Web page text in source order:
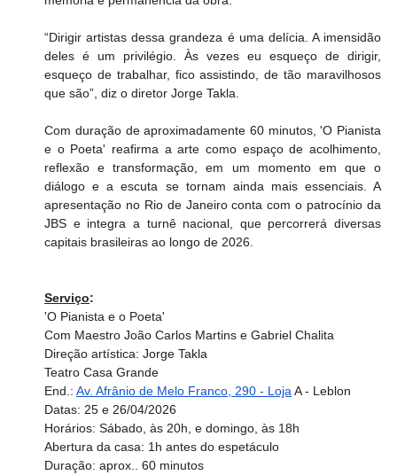
“Dirigir artistas dessa grandeza é uma delícia. A imensidão
deles é um privilégio. Às vezes eu esqueço de dirigir,
esqueço de trabalhar, fico assistindo, de tão maravilhosos
que são”, diz o diretor Jorge Takla.
Com duração de aproximadamente 60 minutos, 'O Pianista
e o Poeta' reafirma a arte como espaço de acolhimento,
reflexão e transformação, em um momento em que o
diálogo e a escuta se tornam ainda mais essenciais. A
apresentação no Rio de Janeiro conta com o patrocínio da
JBS e integra a turnê nacional, que percorrerá diversas
capitais brasileiras ao longo de 2026.
Serviço:
'O Pianista e o Poeta'
Com Maestro João Carlos Martins e Gabriel Chalita
Direção artística: Jorge Takla
Teatro Casa Grande
End.: Av. Afrânio de Melo Franco, 290 - Loja A - Leblon
Datas: 25 e 26/04/2026
Horários: Sábado, às 20h, e domingo, às 18h
Abertura da casa: 1h antes do espetáculo
Duração: aprox.. 60 minutos